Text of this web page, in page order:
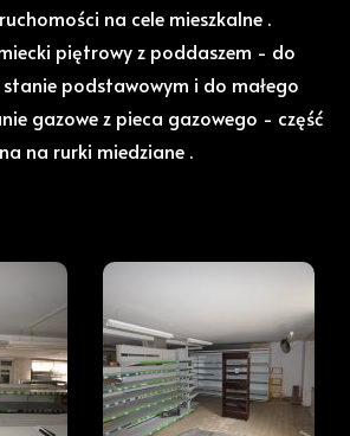
na cele mieszkalne .
piętrowy z poddaszem - do
podstawowym i do małego
gazowe z pieca gazowego - część
na rurki miedziane .